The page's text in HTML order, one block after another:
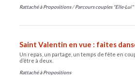
Rattaché à Propositions /Parcours couples "Elle-Lui"
Saint Valentin en vue : faites
Un repas, un partage, un temps de fête en
d’être à deux.
Rattaché à Propositions